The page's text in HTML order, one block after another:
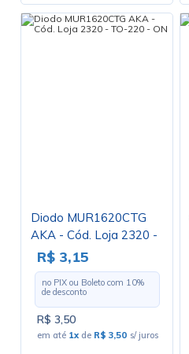
Diodo MUR1620CTG
AKA - Cód. Loja 2320 -
TO-220 - ON
R$ 3,15
no PIX ou Boleto com 10%
de desconto
R$ 3,50
em até 1x de R$ 3,50 s/ juros